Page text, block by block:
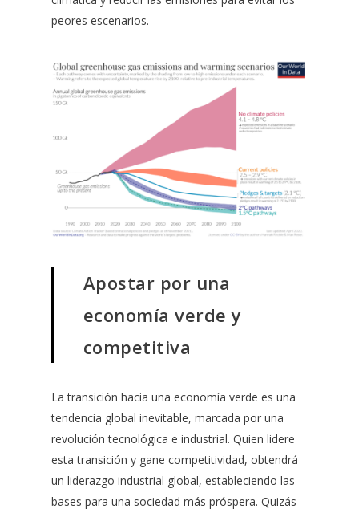
peores escenarios.
Apostar por una
economía verde y
competitiva
La transición hacia una economía verde es una
tendencia global inevitable, marcada por una
revolución tecnológica e industrial. Quien lidere
esta transición y gane competitividad, obtendrá
un liderazgo industrial global, estableciendo las
bases para una sociedad más próspera. Quizás